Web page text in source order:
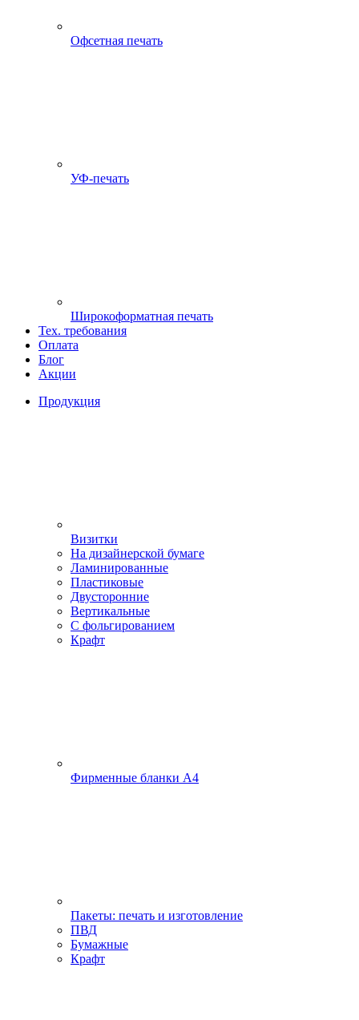
Офсетная печать
УФ-печать
Широкоформатная печать
Тех. требования
Оплата
Блог
Акции
Продукция
Визитки
На дизайнерской бумаге
Ламинированные
Пластиковые
Двусторонние
Вертикальные
С фольгированием
Крафт
Фирменные бланки А4
Пакеты: печать и изготовление
ПВД
Бумажные
Крафт